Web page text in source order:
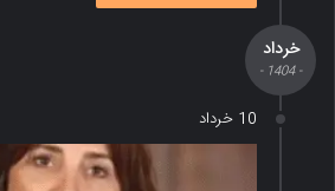
خرداد
- 1404 -
10 خرداد